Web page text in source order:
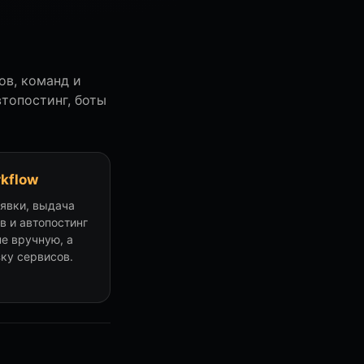
команд и
боты
выдача
и автопостинг
вручную, а
сервисов.